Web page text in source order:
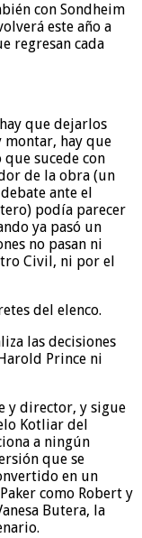
con Sondheim
este año a
regresan cada
que dejarlos
montar, hay que
sucede con
de la obra (un
ante el
podía parecer
ya pasó un
no pasan ni
Civil, ni por el
del elenco.
las decisiones
Prince ni
y director, y sigue
Kotliar del
a ningún
que se
en un
como Robert y
Butera, la